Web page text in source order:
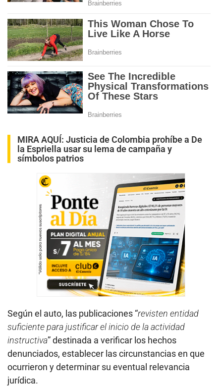
MIRA AQUÍ: Justicia de Colombia prohíbe a De
la Espriella usar su lema de campaña y
símbolos patrios
Según el auto, las publicaciones “revisten entidad
suficiente para justificar el inicio de la actividad
instructiva” destinada a verificar los hechos
denunciados, establecer las circunstancias en que
ocurrieron y determinar su eventual relevancia
jurídica.